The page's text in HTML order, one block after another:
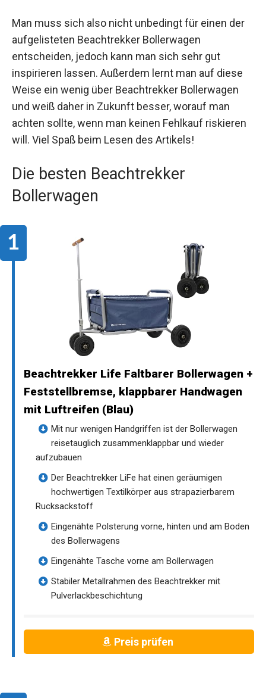
Man muss sich also nicht unbedingt für einen der
aufgelisteten Beachtrekker Bollerwagen
entscheiden, jedoch kann man sich sehr gut
inspirieren lassen. Außerdem lernt man auf diese
Weise ein wenig über Beachtrekker Bollerwagen
und weiß daher in Zukunft besser, worauf man
achten sollte, wenn man keinen Fehlkauf riskieren
will. Viel Spaß beim Lesen des Artikels!
Die besten Beachtrekker
Bollerwagen
Beachtrekker Life Faltbarer Bollerwagen +
Feststellbremse, klappbarer Handwagen
mit Luftreifen (Blau)
Mit nur wenigen Handgriffen ist der Bollerwagen
reisetauglich zusammenklappbar und wieder
aufzubauen
Der Beachtrekker LiFe hat einen geräumigen
hochwertigen Textilkörper aus strapazierbarem
Rucksackstoff
Eingenähte Polsterung vorne, hinten und am Boden
des Bollerwagens
Eingenähte Tasche vorne am Bollerwagen
Stabiler Metallrahmen des Beachtrekker mit
Pulverlackbeschichtung
Preis prüfen